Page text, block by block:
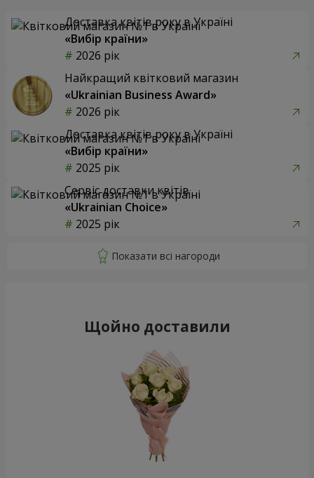
Доставка квітів року в Україні
«Вибір країни»
2026 рік
Найкращий квітковий магазин
«Ukrainian Business Award»
2026 рік
Доставка квітів року в Україні
«Вибір країни»
2025 рік
Сервіс доставки квітів
«Ukrainian Choice»
2025 рік
Щойно доставили